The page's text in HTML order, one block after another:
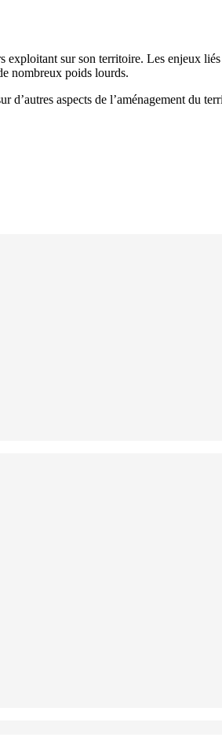
sur son territoire. Les enjeux
nombreux poids lourds.
aspects de l’aménagement du